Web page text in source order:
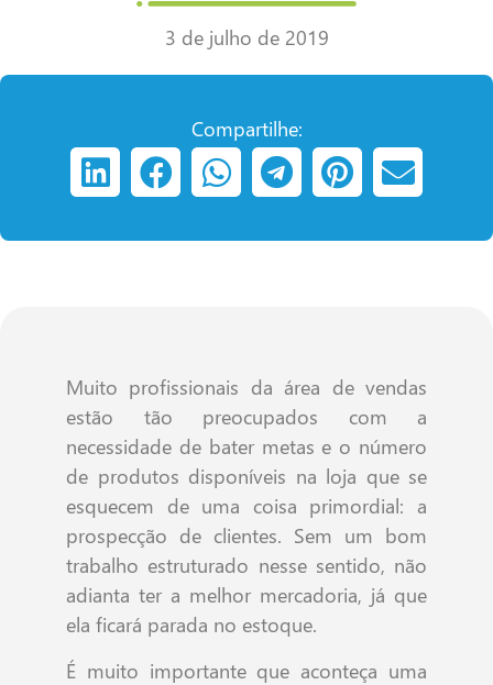
3 de julho de 2019
Compartilhe:
Muito profissionais da área de vendas
estão tão preocupados com a
necessidade de bater metas e o número
de produtos disponíveis na loja que se
esquecem de uma coisa primordial: a
prospecção de clientes. Sem um bom
trabalho estruturado nesse sentido, não
adianta ter a melhor mercadoria, já que
ela ficará parada no estoque.
É muito importante que aconteça uma